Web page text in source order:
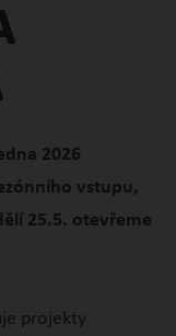
2026
vstupu,
25.5. otevřeme
projekty